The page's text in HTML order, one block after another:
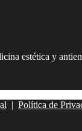
estética y
| Política de